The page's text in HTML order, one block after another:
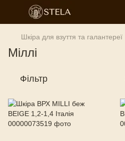
Шкіра для взуття та галантереї
Міллі
Фільтр